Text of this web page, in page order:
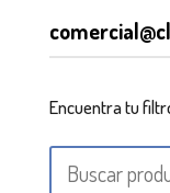
Encuentra tu